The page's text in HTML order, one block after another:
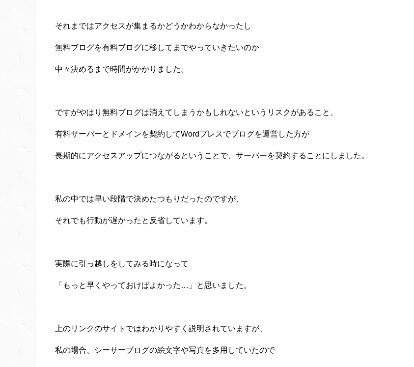
それまではアクセスが集まるかどうかわからなかったし
無料ブログを有料ブログに移してまでやっていきたいのか
中々決めるまで時間がかかりました。
ですがやはり無料ブログは消えてしまうかもしれないというリスクがあること、
有料サーバーとドメインを契約してWordプレスでブログを運営した方が
長期的にアクセスアップにつながるということで、サーバーを契約することにしました。
私の中では早い段階で決めたつもりだったのですが、
それでも行動が遅かったと反省しています。
実際に引っ越しをしてみる時になって
「もっと早くやっておけばよかった…」と思いました。
上のリンクのサイトではわかりやすく説明されていますが、
私の場合、シーサーブログの絵文字や写真を多用していたので